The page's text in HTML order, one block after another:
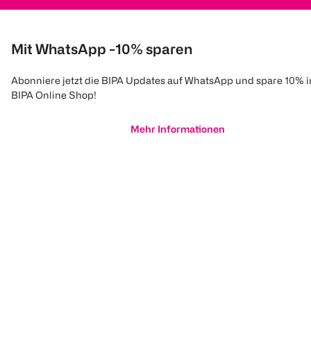
Mit WhatsApp -10% sparen
Abonniere jetzt die BIPA Updates auf WhatsApp und spare 10%
BIPA Online Shop!
Mehr Informationen